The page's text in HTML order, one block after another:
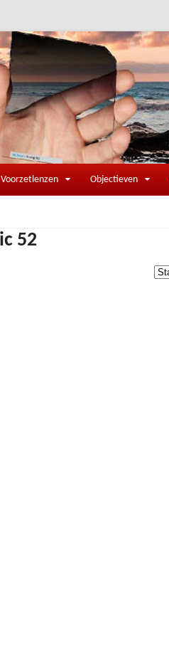
Voorzetlenzen Objectieven
52